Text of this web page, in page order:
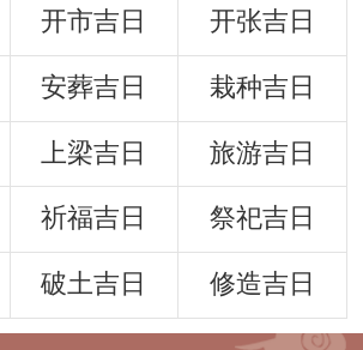
开市吉日 开张吉日
安葬吉日 栽种吉日
上梁吉日 旅游吉日
祈福吉日 祭祀吉日
破土吉日 修造吉日